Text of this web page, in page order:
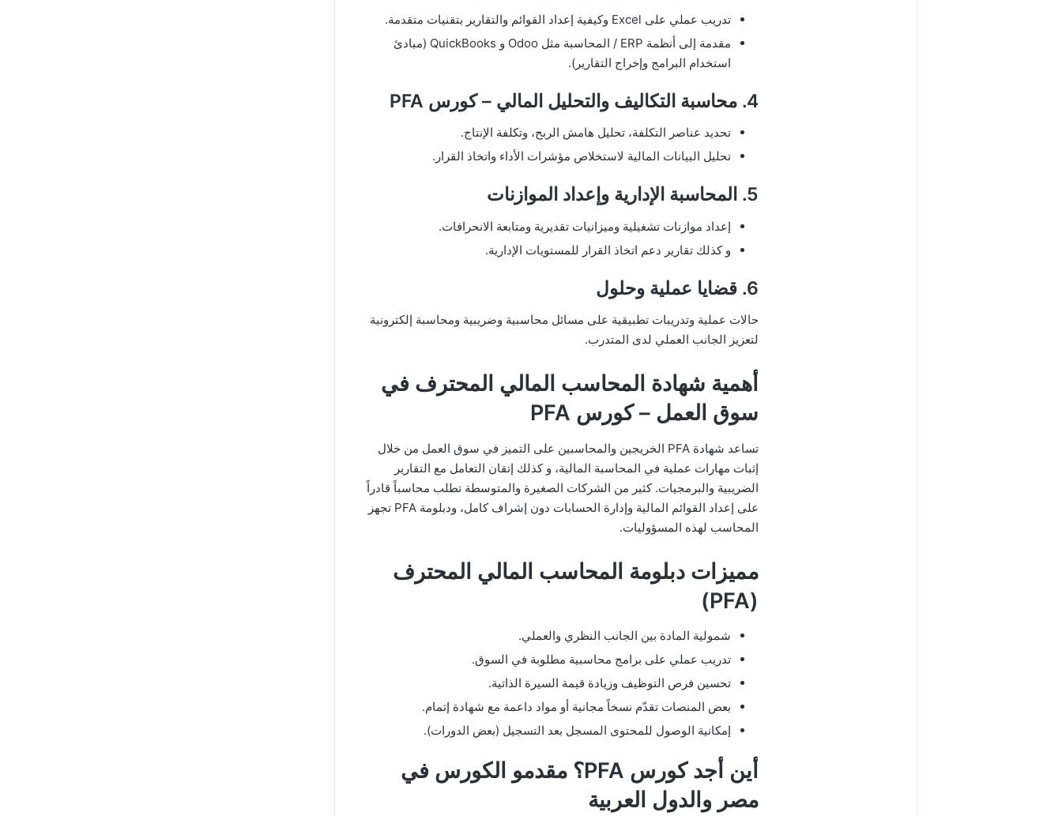
تدريب عملي على Excel وكيفية إعداد القوائم والتقارير بتقنيات متقدمة.
مقدمة إلى أنظمة ERP / المحاسبة مثل Odoo و QuickBooks (مبادئ
استخدام البرامج وإخراج التقارير).
4. محاسبة التكاليف والتحليل المالي – كورس PFA
تحديد عناصر التكلفة، تحليل هامش الربح، وتكلفة الإنتاج.
تحليل البيانات المالية لاستخلاص مؤشرات الأداء واتخاذ القرار.
5. المحاسبة الإدارية وإعداد الموازنات
إعداد موازنات تشغيلية وميزانيات تقديرية ومتابعة الانحرافات.
و كذلك تقارير دعم اتخاذ القرار للمستويات الإدارية.
6. قضايا عملية وحلول
حالات عملية وتدريبات تطبيقية على مسائل محاسبية وضريبية ومحاسبة إلكترونية
لتعزيز الجانب العملي لدى المتدرب.
أهمية شهادة المحاسب المالي المحترف في
سوق العمل – كورس PFA
تساعد شهادة PFA الخريجين والمحاسبين على التميز في سوق العمل من خلال
إثبات مهارات عملية في المحاسبة المالية، و كذلك إتقان التعامل مع التقارير
الضريبية والبرمجيات. كثير من الشركات الصغيرة والمتوسطة تطلب محاسباً قادراً
على إعداد القوائم المالية وإدارة الحسابات دون إشراف كامل، ودبلومة PFA تجهز
المحاسب لهذه المسؤوليات.
مميزات دبلومة المحاسب المالي المحترف
(PFA)
شمولية المادة بين الجانب النظري والعملي.
تدريب عملي على برامج محاسبية مطلوبة في السوق.
تحسين فرص التوظيف وزيادة قيمة السيرة الذاتية.
بعض المنصات تقدّم نسخاً مجانية أو مواد داعمة مع شهادة إتمام.
إمكانية الوصول للمحتوى المسجل بعد التسجيل (بعض الدورات).
أين أجد كورس PFA؟ مقدمو الكورس في
مصر والدول العربية